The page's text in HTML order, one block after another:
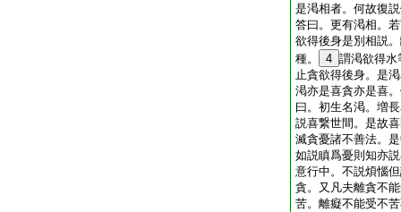
是渇相者。何故復
答曰。更有渇相。
欲得後身是別相説
種。
4 謂渇欲得水
止貪欲得後身。是
渇亦是喜貪亦是喜
曰。初生名渇。増
説喜繋世間。是故
滅貪憂諸不善法。
如説瞋爲憂則知亦
意行中。不説煩惱
貪。又凡夫離貪不
苦。離癡不能受不